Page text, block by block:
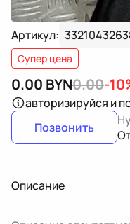
Артикул:
Супер цена
0.00 BYN0.00-
авторизируйся и
Позвонить
Описание